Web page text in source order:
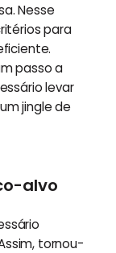
Nesse
para
passo a
levar
jingle de
alvo
tornou-